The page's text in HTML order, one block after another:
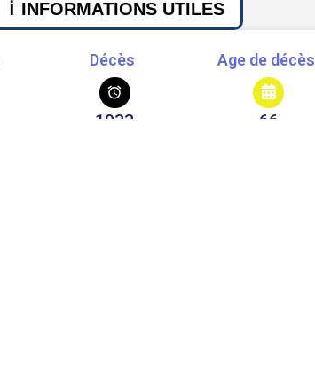
INFORMATIONS UTILES
Décès
1933
Age de décès
66